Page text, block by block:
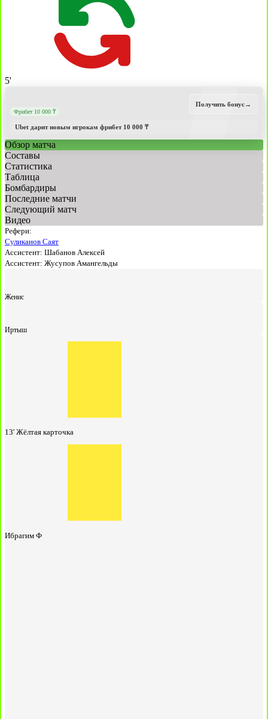
5'
Фрибет 10 000 ₸
Ubet дарит новым игрокам фрибет 10 000 ₸
Получить бонус→
Обзор матча
Составы
Статистика
Таблица
Бомбардиры
Последние матчи
Следующий матч
Видео
Рефери:
Суликанов Саят
Ассистент: Шабанов Алексей
Ассистент: Жусупов Амангельды
Женис
Иртыш
13' Жёлтая карточка
Ибрагим Ф